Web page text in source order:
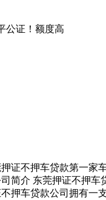
公证！额度高
证不押车贷款第一家
简介 东莞押证不押
押车贷款公司拥有一